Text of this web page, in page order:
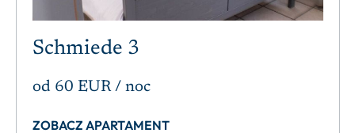
Schmiede 3
od 60 EUR/ noc
ZOBACZ APARTAMENT